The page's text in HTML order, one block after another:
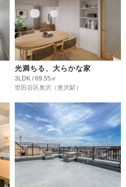
光満ちる、大らかな家
3LDK / 69.55㎡
世田谷区奥沢 （奥沢駅）